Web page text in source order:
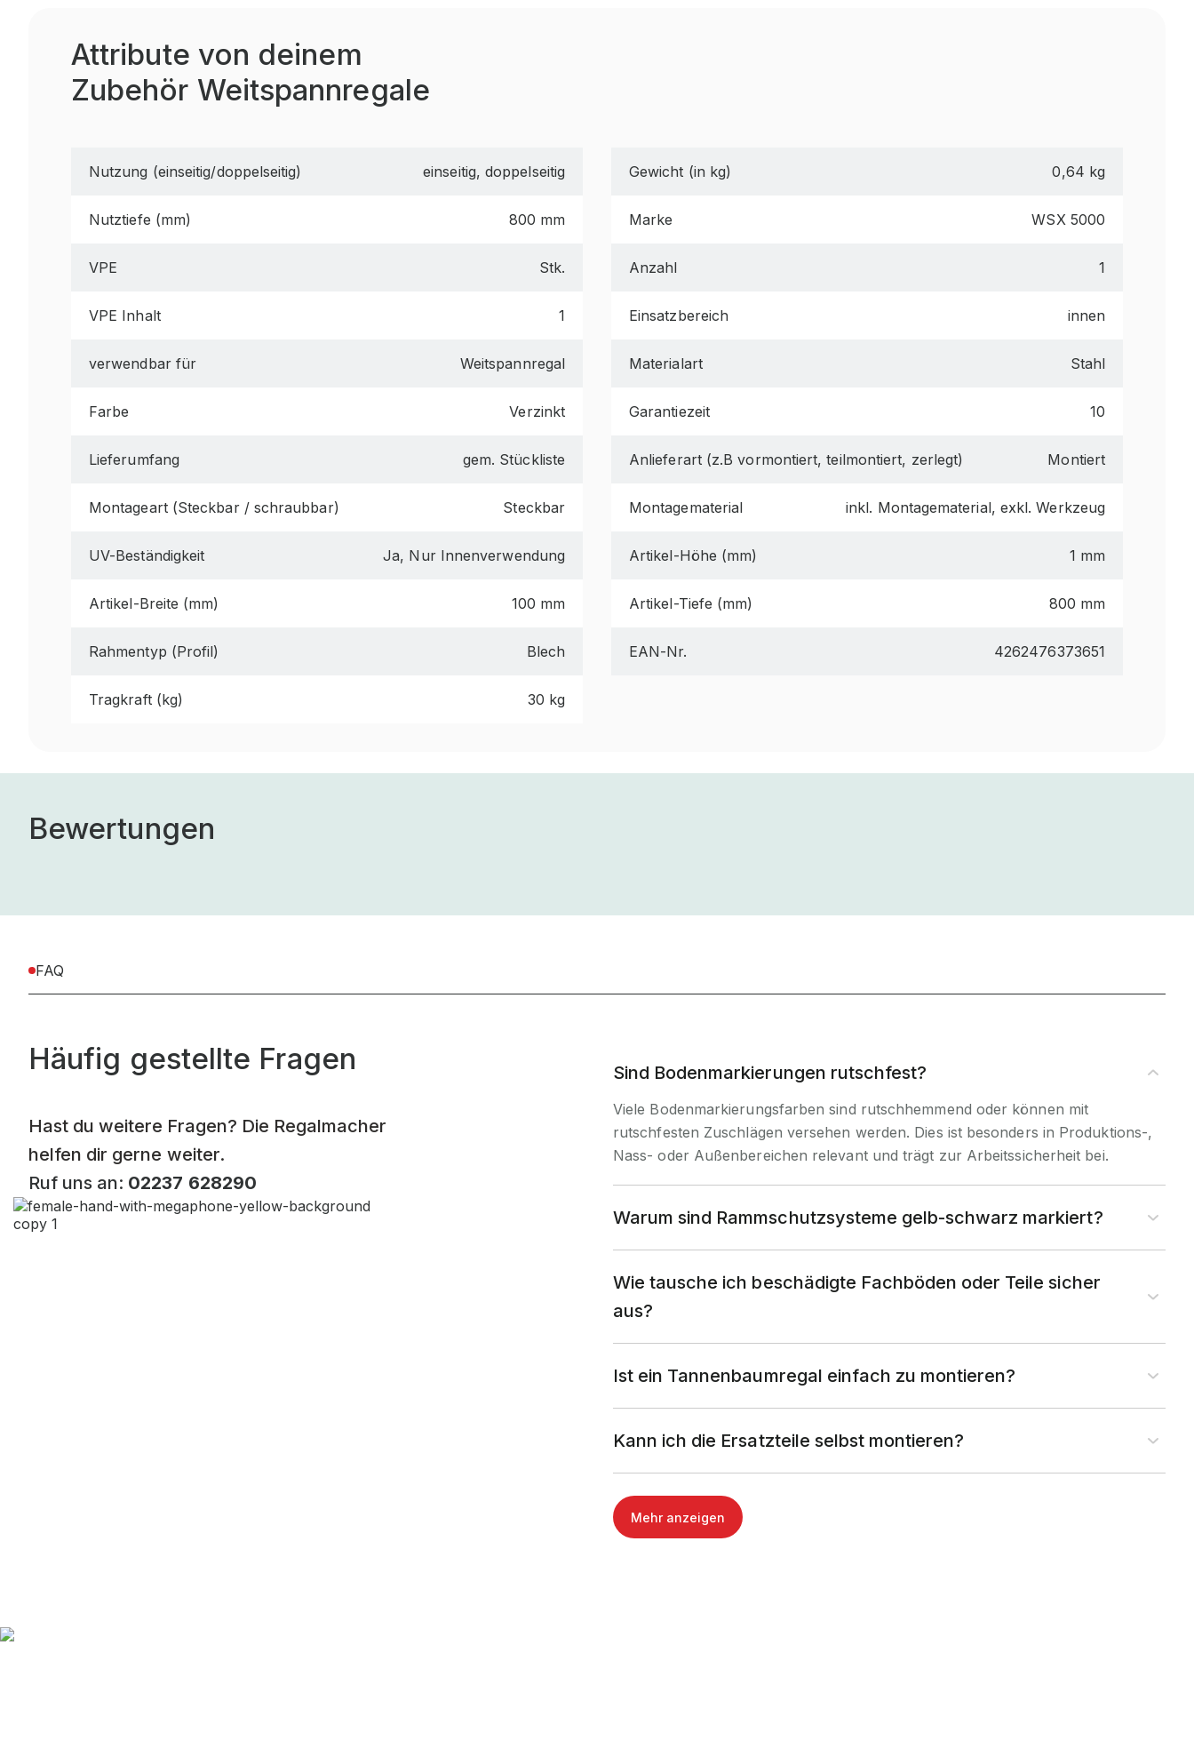
Attribute von deinem
Zubehör Weitspannregale
Nutzung (einseitig/doppelseitig) einseitig, doppelseitig Gewicht (in kg) 0,64 kg
Nutztiefe (mm) 800 mm Marke WSX 5000
VPE Stk. Anzahl 1
VPE Inhalt 1 Einsatzbereich innen
verwendbar für Weitspannregal Materialart Stahl
Farbe Verzinkt Garantiezeit 10
Lieferumfang gem. Stückliste Anlieferart (z.B vormontiert, teilmontiert, zerlegt) Montiert
Montageart (Steckbar / schraubbar) Steckbar Montagematerial inkl. Montagematerial, exkl. Werkzeug
UV-Beständigkeit Ja, Nur Innenverwendung Artikel-Höhe (mm) 1 mm
Artikel-Breite (mm) 100 mm Artikel-Tiefe (mm) 800 mm
Rahmentyp (Profil) Blech EAN-Nr. 4262476373651
Tragkraft (kg) 30 kg
Bewertungen
FAQ
Häufig gestellte Fragen
Hast du weitere Fragen? Die Regalmacher
helfen dir gerne weiter.
Ruf uns an: 02237 628290
Sind Bodenmarkierungen rutschfest?
Viele Bodenmarkierungsfarben sind rutschhemmend oder können mit
rutschfesten Zuschlägen versehen werden. Dies ist besonders in Produktions-,
Nass- oder Außenbereichen relevant und trägt zur Arbeitssicherheit bei.
Warum sind Rammschutzsysteme gelb-schwarz markiert?
Wie tausche ich beschädigte Fachböden oder Teile sicher
aus?
Ist ein Tannenbaumregal einfach zu montieren?
Kann ich die Ersatzteile selbst montieren?
Mehr anzeigen